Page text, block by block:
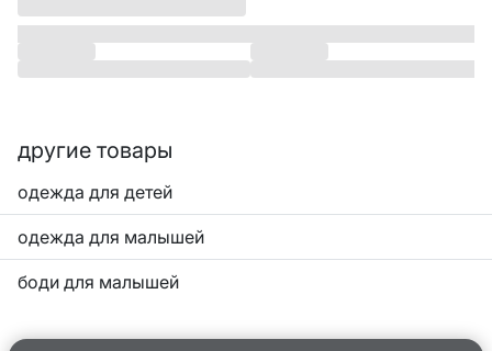
другие товары
одежда для детей
одежда для малышей
боди для малышей